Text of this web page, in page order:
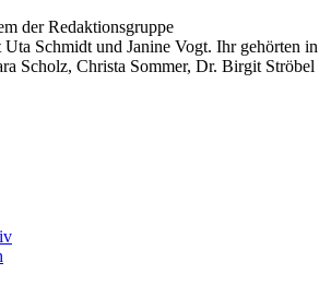
der Redaktionsgruppe
Uta Schmidt und Janine Vogt. Ihr gehörten in
Scholz, Christa Sommer, Dr. Birgit Ströbel